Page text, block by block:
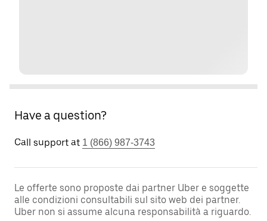
Have a question?
Call support at 1 (866) 987-3743
Le offerte sono proposte dai partner Uber e soggette
alle condizioni consultabili sul sito web dei partner.
Uber non si assume alcuna responsabilità a riguardo.